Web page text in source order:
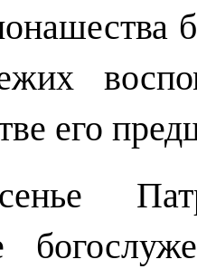
его